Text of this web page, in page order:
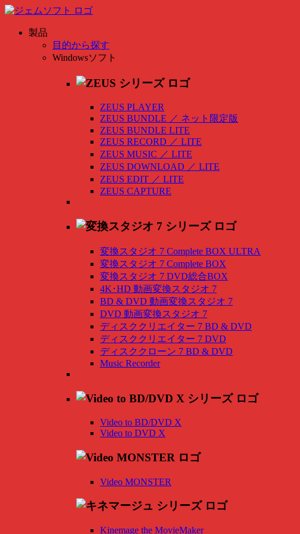
製品
目的から探す
Windowsソフト
ZEUS PLAYER
ZEUS BUNDLE ／ ネット限定版
ZEUS BUNDLE LITE
ZEUS RECORD ／ LITE
ZEUS MUSIC ／ LITE
ZEUS DOWNLOAD ／ LITE
ZEUS EDIT ／ LITE
ZEUS CAPTURE
変換スタジオ 7 Complete BOX ULTRA
変換スタジオ 7 Complete BOX
変換スタジオ 7 DVD総合BOX
4K･HD 動画変換スタジオ 7
BD & DVD 動画変換スタジオ 7
DVD 動画変換スタジオ 7
ディスククリエイター 7 BD & DVD
ディスククリエイター 7 DVD
ディスククローン 7 BD & DVD
Music Recorder
Video to BD/DVD X
Video to DVD X
Video MONSTER
Kinemage the MovieMaker